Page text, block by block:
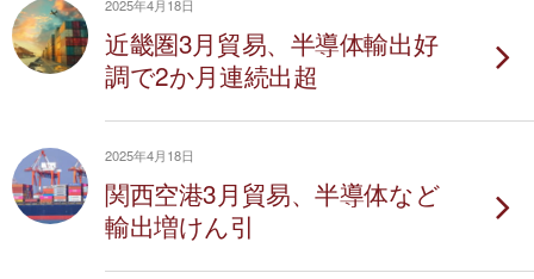
2025年4月18日
近畿圏3月貿易、半導体輸出好
調で2か月連続出超
2025年4月18日
関西空港3月貿易、半導体など
輸出増けん引